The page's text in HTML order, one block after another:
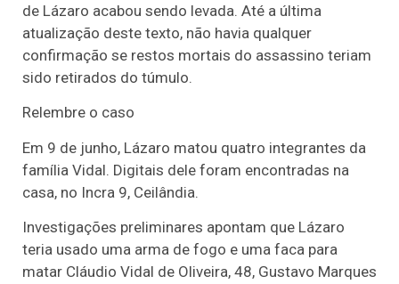
de Lázaro acabou sendo levada. Até a última
atualização deste texto, não havia qualquer
confirmação se restos mortais do assassino teriam
sido retirados do túmulo.
Relembre o caso
Em 9 de junho, Lázaro matou quatro integrantes da
família Vidal. Digitais dele foram encontradas na
casa, no Incra 9, Ceilândia.
Investigações preliminares apontam que Lázaro
teria usado uma arma de fogo e uma faca para
matar Cláudio Vidal de Oliveira, 48, Gustavo Marques